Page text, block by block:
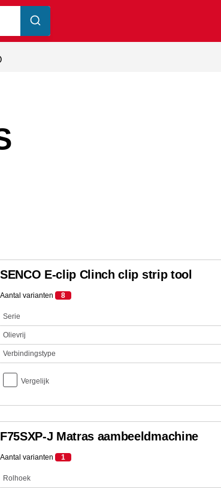
SENCO E-clip Clinch clip strip tool
Aantal varianten 8
Serie
Olievrij
Verbindingstype
Vergelijk
F75SXP-J Matras aambeeldmachine
Aantal varianten 1
Rolhoek